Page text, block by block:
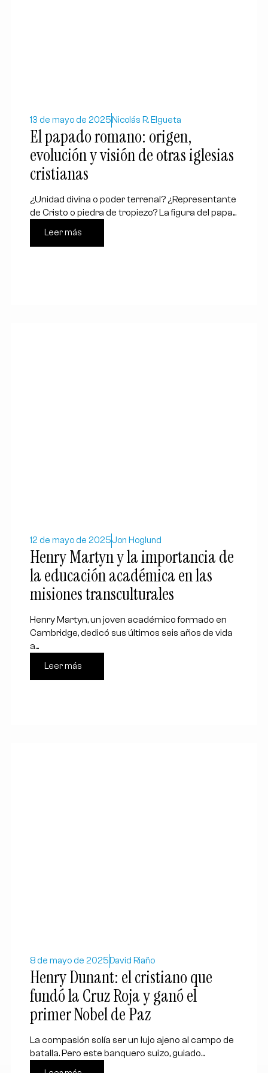
13 de mayo de 2025 Nicolás R. Elgueta
El papado romano: origen,
evolución y visión de otras iglesias
cristianas
¿Unidad divina o poder terrenal? ¿Representante
de Cristo o piedra de tropiezo? La figura del papa...
Leer más
12 de mayo de 2025Jon Hoglund
Henry Martyn y la importancia de
la educación académica en las
misiones transculturales
Henry Martyn, un joven académico formado en
Cambridge, dedicó sus últimos seis años de vida
a...
Leer más
8 de mayo de 2025 David Riaño
Henry Dunant: el cristiano que
fundó la Cruz Roja y ganó el
primer Nobel de Paz
La compasión solía ser un lujo ajeno al campo de
batalla. Pero este banquero suizo, guiado...